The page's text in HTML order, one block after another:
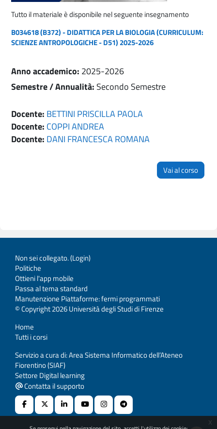
x
Tutto il materiale è disponibile nel seguente insegnamento
B034618 (B372) - DIDATTICA PER LA BIOLOGIA (CURRICULUM:
SCIENZE ANTROPOLOGICHE - D51) 2025-2026
Anno accademico: 2025-2026
Semestre / Annualità: Secondo Semestre
Docente: BETTINI PRISCILLA PAOLA
Docente: COPPI ANDREA
Docente: DANI FRANCESCA ROMANA
Vai al corso
Non sei collegato. (Login)
Politiche
Ottieni l'app mobile
Passa al tema standard
Manutenzione Piattaforme: fermi programmati
© Copyright 2026 Università degli Studi di Firenze
Home
Tutti i corsi
Servizio a cura di: Area Sistema Informatico dell’Ateneo
Fiorentino (SIAF)
Settore Digital learning
Contatta il supporto